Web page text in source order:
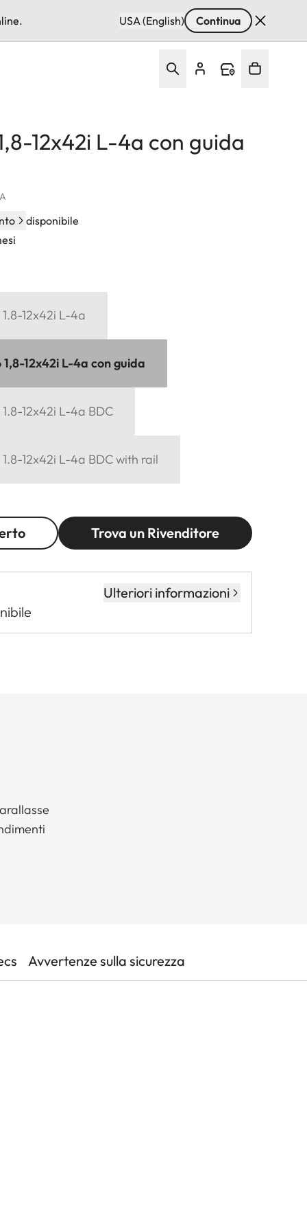
USA (English) Continua
12x42i L-4a con guida
disponibile
12x42i L-4a
12x42i L-4a con guida
12x42i L-4a BDC
12x42i L-4a BDC with rail
Trova un Rivenditore
Ulteriori informazioni
Avvertenze sulla sicurezza